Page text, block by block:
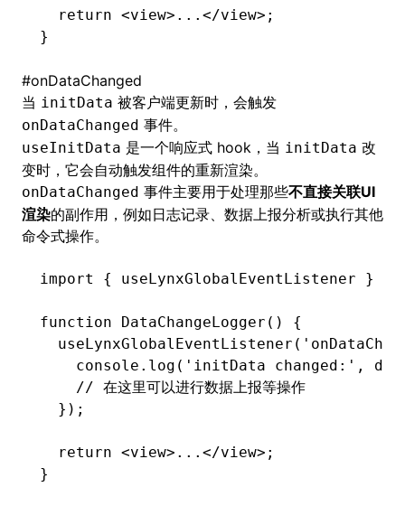
  return
<view>...</view>;
}
#onDataChanged
当 initData 被客户端更新时，会触发
onDataChanged 事件。
useInitData 是一个响应式 hook，当 initData 改
变时，它会自动触发组件的重新渲染。
onDataChanged 事件主要用于处理那些不直接关联UI
渲染的副作用，例如日志记录、数据上报分析或执行其他
命令式操作。
import { useLynxGlobalEventListener }
function DataChangeLogger () {
  useLynxGlobalEventListener
(
    console
.log ( 'initData changed:' ,
    // 在这里可以进行数据上报等操作
  });
  return
<view>...</view>;
}